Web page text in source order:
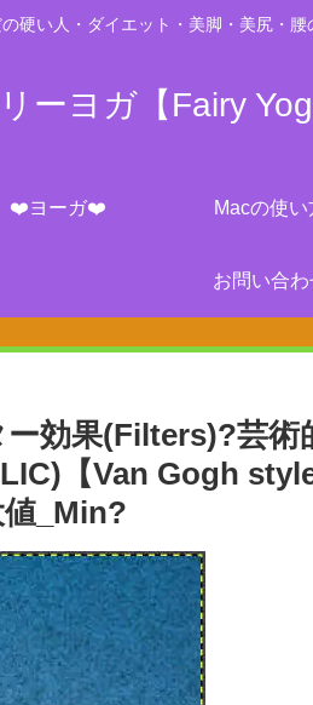
硬い人・ダイエット・美脚・美尻・
ーヨガ【Fairy
❤️ヨーガ❤️ Macの使い
お問い合わ
効果(Filters)?芸術
【Van Gogh
_Min?